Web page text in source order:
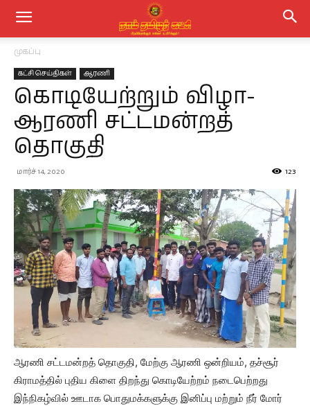
முகப்பு
கட்சி செய்திகள் ஆரணி
கொடியேற்றும் விழா-
ஆரணி சட்டமன்றத்
தொகுதி
மார்ச் 14, 2020 123
ஆரணி சட்டமன்றத் தொகுதி, மேற்கு ஆரணி ஒன்றியம், தச்சூர்
கிராமத்தில் புதிய கிளை திறந்து கொடியேற்றம் நடைபெற்றது
இந்நிகழ்வில் ஊடாக பொதுமக்களுக்கு இனிப்பு மற்றும் நீர் மோர்